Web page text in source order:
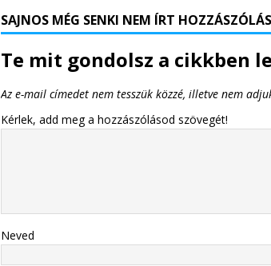
SAJNOS MÉG SENKI NEM ÍRT
Te mit gondolsz a cikkben
Az e-mail címedet nem tesszük közzé, illetve nem
Kérlek, add meg a hozzászólásod szövegét!
Neved